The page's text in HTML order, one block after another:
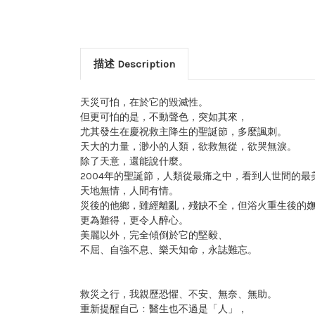
描述 Description
天災可怕，在於它的毀滅性。
但更可怕的是，不動聲色，突如其來，
尤其發生在慶祝救主降生的聖誕節，多麼諷刺。
天大的力量，渺小的人類，欲救無從，欲哭無淚。
除了天意，還能說什麼。
2004年的聖誕節，人類從最痛之中，看到人世間的最
天地無情，人間有情。
災後的他鄉，雖經離亂，殘缺不全，但浴火重生後的嫵
更為難得，更令人醉心。
美麗以外，完全傾倒於它的堅毅、
不屈、自強不息、樂天知命，永誌難忘。
救災之行，我親歷恐懼、不安、無奈、無助。
重新提醒自己﹕醫生也不過是「人」，